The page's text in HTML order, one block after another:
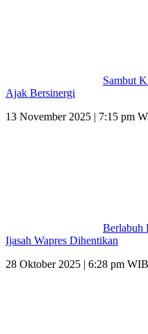
Sambut
Ajak Bersinergi
13 November 2025 | 7:15 pm
Berlabuh
Ijasah Wapres Dihentikan
28 Oktober 2025 | 6:28 pm WIB